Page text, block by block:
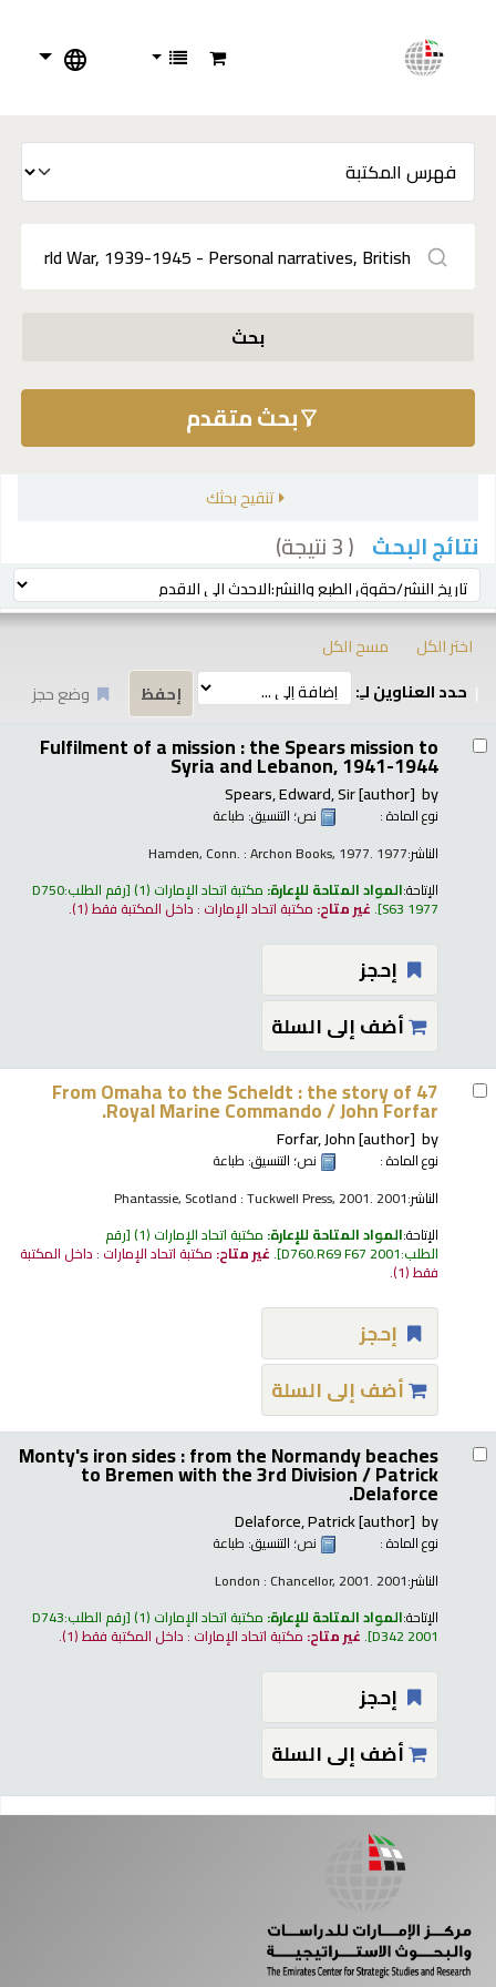
بحث
بحث متقدم
تنقيح بحثك
نتائج البحث ( 3 نتيجة)
ترتيب بواسطة:
اختر الكل
مسح الكل
حدد العناوين لـِ:
وضع حجز
Fulfilment of a mission : the Spears mission to
Syria and Lebanon, 1941-1944
by
Spears, Edward, Sir[author]
نوع المادة : نص؛ التنسيق: طباعة
الناشر:Hamden, Conn. : Archon Books, 1977. 1977
الإتاحة:المواد المتاحة للإعارة: مكتبة اتحاد الإمارات (1) رقم الطلب:D750
S63 1977
.غير متاح: مكتبة اتحاد الإمارات : داخل المكتبة فقط(1).
إحجز
أضف إلى السلة
From Omaha to the Scheldt : the story of 47
Royal Marine Commando /John Forfar.
by
Forfar, John[author]
نوع المادة : نص؛ التنسيق: طباعة
الناشر:Phantassie, Scotland : Tuckwell Press, 2001. 2001
الإتاحة:المواد المتاحة للإعارة: مكتبة اتحاد الإمارات (1) رقم
الطلب:D760.R69 F67 2001
.غير متاح: مكتبة اتحاد الإمارات : داخل المكتبة
فقط(1).
إحجز
أضف إلى السلة
Monty's iron sides : from the Normandy beaches
to Bremen with the 3rd Division /Patrick
Delaforce.
by
Delaforce, Patrick[author]
نوع المادة : نص؛ التنسيق: طباعة
الناشر:London : Chancellor, 2001. 2001
الإتاحة:المواد المتاحة للإعارة: مكتبة اتحاد الإمارات (1) رقم الطلب:D743
D342 2001
.غير متاح: مكتبة اتحاد الإمارات : داخل المكتبة فقط(1).
إحجز
أضف إلى السلة